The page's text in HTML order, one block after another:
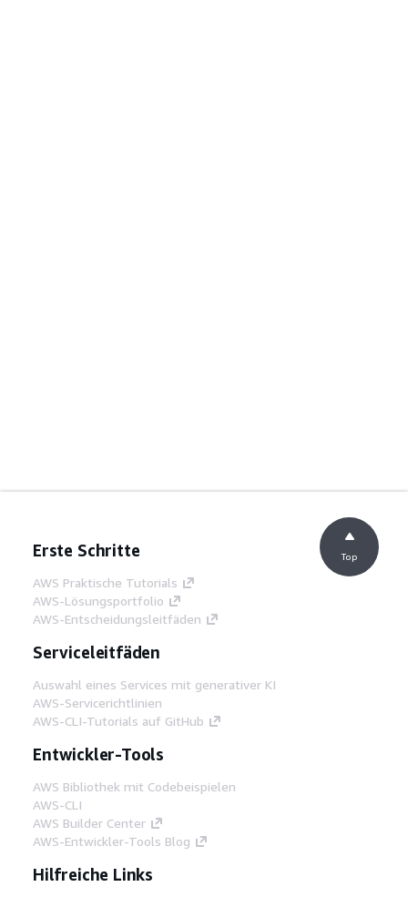
Erste Schritte
AWS Praktische Tutorials
AWS-Lösungsportfolio
AWS-Entscheidungsleitfäden
Serviceleitfäden
Auswahl eines Services mit generativer KI
AWS-Servicerichtlinien
AWS-CLI-Tutorials auf GitHub
Entwickler-Tools
AWS Bibliothek mit Codebeispielen
AWS-CLI
AWS Builder Center
AWS-Entwickler-Tools Blog
Hilfreiche Links
Top